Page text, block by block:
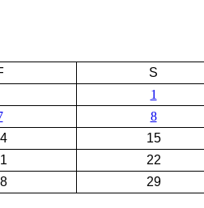
S
1
8
15
22
29